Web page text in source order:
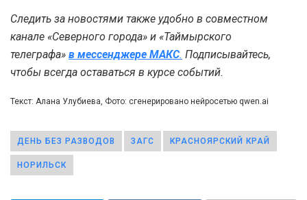
Следить за новостями также удобно в совместном
канале «Северного города» и «Таймырского
телеграфа» в мессенджере MAКС. Подписывайтесь,
чтобы всегда оставаться в курсе событий.
Текст: Алана Улубиева, Фото: сгенерировано нейросетью qwen.ai
ДЕНЬ БЕЗ РАЗВОДОВ ЗАГС КРАСНОЯРСКИЙ КРАЙ
НОРИЛЬСК